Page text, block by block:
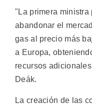
"La primera ministra
abandonar el
gas al precio más
a Europa,
recursos
Deák.
La creación de las